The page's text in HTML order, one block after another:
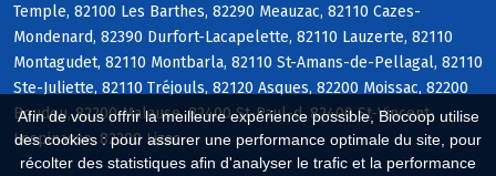
Afin de vous offrir la meilleure expérience possible, Biocoop utilise
des cookies : pour assurer une performance optimale du site, pour
récolter des statistiques afin d'analyser le trafic et la performance
Temple, 82100 Les Barthes, 82290 Meauzac, 82110 Cazes-
Mondenard, 82390 Durfort-Lacapelette, 82110 Lauzerte, 82110
Montagudet, 82110 Montbarla, 82110 St-Amans-de-Pellagal, 82110
Ste-Juliette, 82110 Tréjouls, 82120 Asques, 82200 Moissac, 82200
Boudou, 82200 Malause, 82400 St-Paul-d, 82400 St-Vincent-
Lespinasse, 82200 Lizac